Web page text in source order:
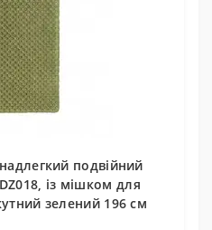
подвійний
із мішком для
зелений 196 см